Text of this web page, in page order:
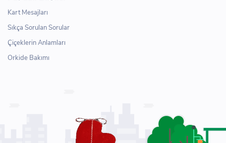
Kart Mesajları
Sıkça Sorulan Sorular
Çiçeklerin Anlamları
Orkide Bakımı